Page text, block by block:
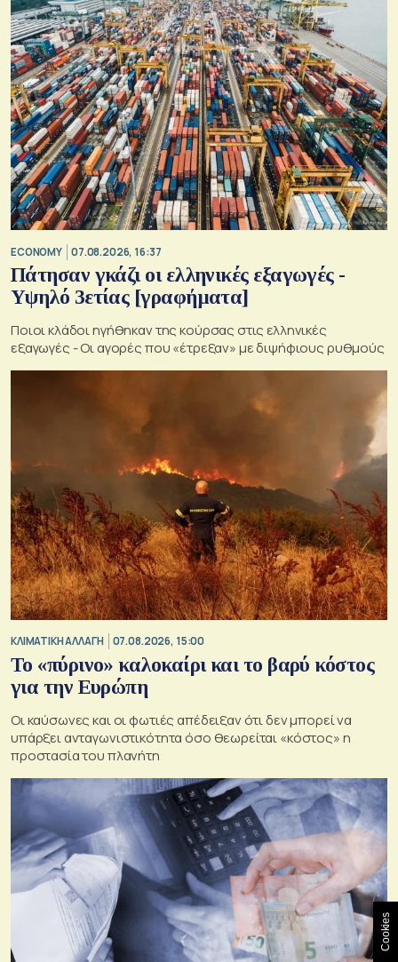
ECONOMY 07.08.2026, 16:37
Πάτησαν γκάζι οι ελληνικές εξαγωγές -
Υψηλό 3ετίας [γραφήματα]
Ποιοι κλάδοι ηγήθηκαν της κούρσας στις ελληνικές
εξαγωγές - Οι αγορές που «έτρεξαν» με διψήφιους ρυθμούς
ΚΛΙΜΑΤΙΚΗ ΑΛΛΑΓΗ 07.08.2026, 15:00
Το «πύρινο» καλοκαίρι και το βαρύ κόστος
για την Ευρώπη
Οι καύσωνες και οι φωτιές απέδειξαν ότι δεν μπορεί να
υπάρξει ανταγωνιστικότητα όσο θεωρείται «κόστος» η
προστασία του πλανήτη
Cookies